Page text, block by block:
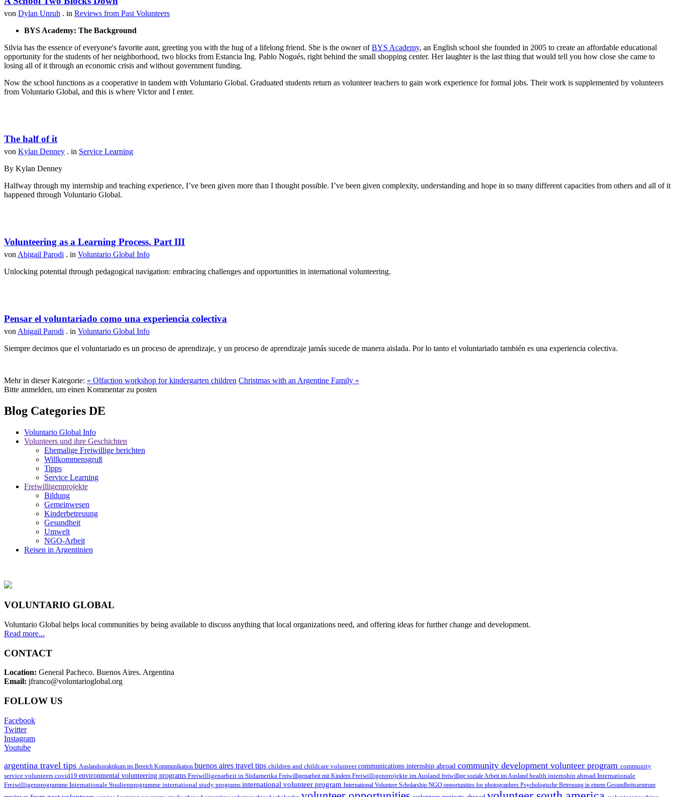
von Dylan Unruh . in Reviews from Past Volunteers
BYS Academy: The Background
Silvia has the essence of everyone's favorite aunt, greeting you with the hug of a lifelong friend. She is the owner ofBYS Academy, an English school she founded in 2005 to create an affordable educational
opportunity for the students of her neighborhood, two blocks from Estancia Ing. Pablo Nogués, right behind the small shopping center. Her laughter is the last thing that would tell you how close she came to
losing all of it through an economic crisis and without government funding.
Now the school functions as a cooperative in tandem with Voluntario Global. Graduated students return as volunteer teachers to gain work experience for formal jobs. Their work is supplemented by volunteers
from Voluntario Global, and this is where Victor and I enter.
The half of it
von Kylan Denney . in Service Learning
By Kylan Denney
Halfway through my internship and teaching experience, I’ve been given more than I thought possible. I’ve been given complexity, understanding and hope in so many different capacities from others and all of it
happened through Voluntario Global.
Volunteering as a Learning Process. Part III
von Abigail Parodi . in Voluntario Global Info
Unlocking potential through pedagogical navigation: embracing challenges and opportunities in international volunteering.
Pensar el voluntariado como una experiencia colectiva
von Abigail Parodi . in Voluntario Global Info
Siempre decimos que el voluntariado es un proceso de aprendizaje, y un proceso de aprendizaje jamás sucede de manera aislada. Por lo tanto el voluntariado también es una experiencia colectiva.
Mehr in dieser Kategorie: « Olfaction workshop for kindergarten children Christmas with an Argentine Family »
Bitte anmelden, um einen Kommentar zu posten
Blog Categories DE
Voluntario Global Info
Volunteers und ihre Geschichten
Ehemalige Freiwillige berichten
Willkommensgruß
Tipps
Service Learning
Freiwilligenprojekte
Bildung
Gemeinwesen
Kinderbetreuung
Gesundheit
Umwelt
NGO-Arbeit
Reisen in Argentinien
VOLUNTARIO GLOBAL
Voluntario Global helps local communities by being available to discuss anything that local organizations need, and offering ideas for further change and development.
Read more...
CONTACT
Location: General Pacheco. Buenos Aires. Argentina
Email: jfranco@voluntarioglobal.org
FOLLOW US
Facebook
Twitter
Instagram
Youtube
argentina travel tips Auslandspraktikum im Bereich Kommunikation buenos aires travel tips children and childcare volunteercommunications internship abroad community development volunteer program community
service volunteers covid19 environmental volunteering programs Freiwilligenarbeit in Südamerika Freiwilligenarbeit mit Kindern Freiwilligenprojekte im Ausland freiwillige soziale Arbeit im Ausland health internship abroad Internationale
Freiwilligenprogramme Internationale Studienprogramme international study programs international volunteer program International Volunteer Scholarship NGO opportunities for photographers Psychologische Betreuung in einem Gesundheitszentrum